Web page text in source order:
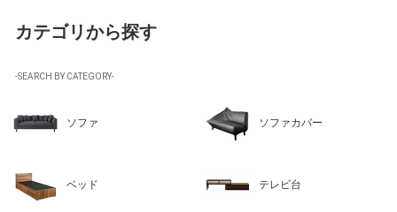
カテゴリから探す
-SEARCH BY CATEGORY-
ソファ ソファカバー
ベッド テレビ台